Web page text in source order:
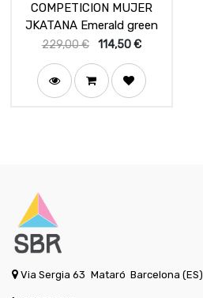
COMPETICION MUJER
JKATANA Emerald green
229,00€ 114,50€
Via Sergia 63 Mataró Barcelona (ES)